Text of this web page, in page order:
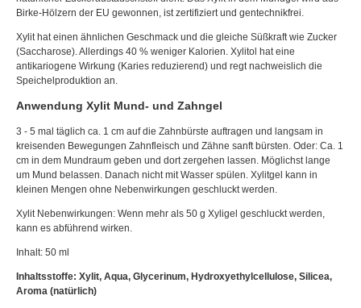
Birke-Hölzern der EU gewonnen, ist zertifiziert und gentechnikfrei.
Xylit hat einen ähnlichen Geschmack und die gleiche Süßkraft wie Zucker
(Saccharose). Allerdings 40 % weniger Kalorien. Xylitol hat eine
antikariogene Wirkung (Karies reduzierend) und regt nachweislich die
Speichelproduktion an.
Anwendung Xylit Mund- und Zahngel
3 - 5 mal täglich ca. 1 cm auf die Zahnbürste auftragen und langsam in
kreisenden Bewegungen Zahnfleisch und Zähne sanft bürsten. Oder: Ca. 1
cm in dem Mundraum geben und dort zergehen lassen. Möglichst lange
um Mund belassen. Danach nicht mit Wasser spülen. Xylitgel kann in
kleinen Mengen ohne Nebenwirkungen geschluckt werden.
Xylit Nebenwirkungen: Wenn mehr als 50 g Xyligel geschluckt werden,
kann es abführend wirken.
Inhalt: 50 ml
Inhaltsstoffe: Xylit, Aqua, Glycerinum, Hydroxyethylcellulose, Silicea,
Aroma (natürlich)